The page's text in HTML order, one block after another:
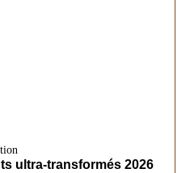
ultra-transformés 2026